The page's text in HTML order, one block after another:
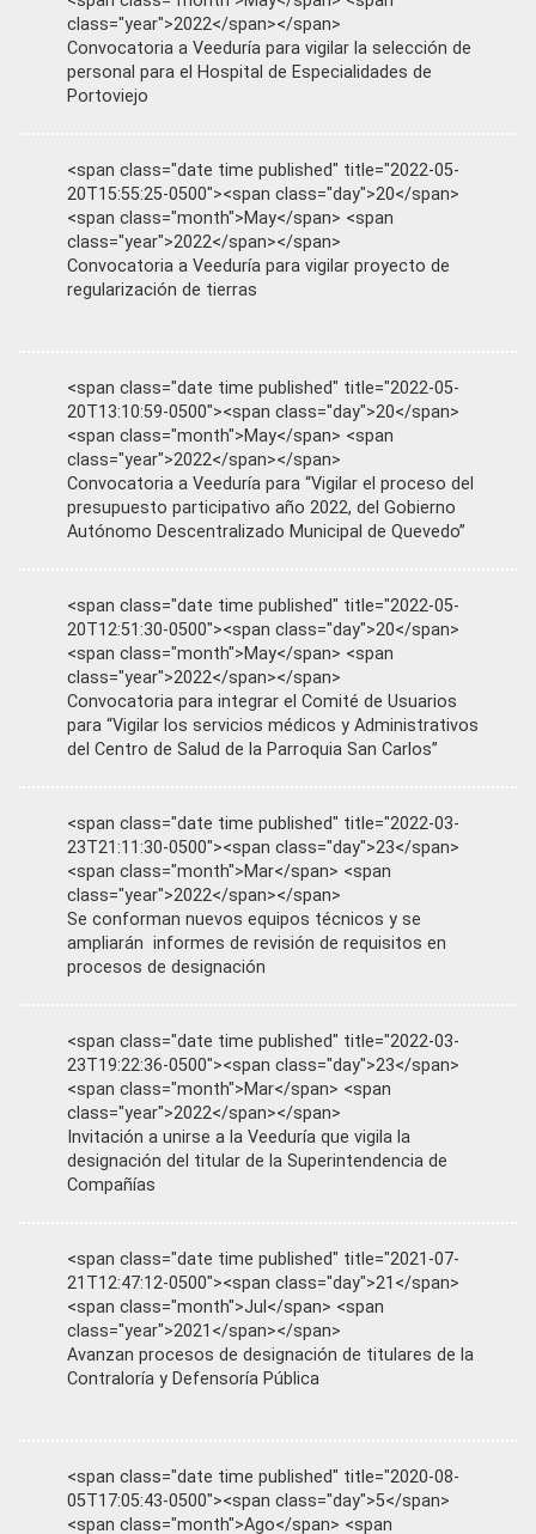
class="year">2022</span></span>
Convocatoria a Veeduría para vigilar la selección de
personal para el Hospital de Especialidades de
Portoviejo
<span class="date time published" title="2022-05-
20T15:55:25-0500"><span class="day">20</span>
<span class="month">May</span> <span
class="year">2022</span></span>
Convocatoria a Veeduría para vigilar proyecto de
regularización de tierras
<span class="date time published" title="2022-05-
20T13:10:59-0500"><span class="day">20</span>
<span class="month">May</span> <span
class="year">2022</span></span>
Convocatoria a Veeduría para “Vigilar el proceso del
presupuesto participativo año 2022, del Gobierno
Autónomo Descentralizado Municipal de Quevedo”
<span class="date time published" title="2022-05-
20T12:51:30-0500"><span class="day">20</span>
<span class="month">May</span> <span
class="year">2022</span></span>
Convocatoria para integrar el Comité de Usuarios
para “Vigilar los servicios médicos y Administrativos
del Centro de Salud de la Parroquia San Carlos”
<span class="date time published" title="2022-03-
23T21:11:30-0500"><span class="day">23</span>
<span class="month">Mar</span> <span
class="year">2022</span></span>
Se conforman nuevos equipos técnicos y se
ampliarán informes de revisión de requisitos en
procesos de designación
<span class="date time published" title="2022-03-
23T19:22:36-0500"><span class="day">23</span>
<span class="month">Mar</span> <span
class="year">2022</span></span>
Invitación a unirse a la Veeduría que vigila la
designación del titular de la Superintendencia de
Compañías
<span class="date time published" title="2021-07-
21T12:47:12-0500"><span class="day">21</span>
<span class="month">Jul</span> <span
class="year">2021</span></span>
Avanzan procesos de designación de titulares de la
Contraloría y Defensoría Pública
<span class="date time published" title="2020-08-
05T17:05:43-0500"><span class="day">5</span>
<span class="month">Ago</span> <span